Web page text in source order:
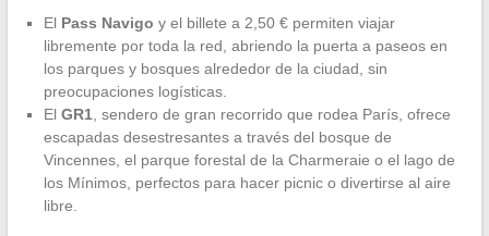
El Pass Navigo y el billete a 2,50 € permiten viajar
libremente por toda la red, abriendo la puerta a paseos en
los parques y bosques alrededor de la ciudad, sin
preocupaciones logísticas.
El GR1 , sendero de gran recorrido que rodea París, ofrece
escapadas desestresantes a través del bosque de
Vincennes, el parque forestal de la Charmeraie o el lago de
los Mínimos, perfectos para hacer picnic o divertirse al aire
libre.